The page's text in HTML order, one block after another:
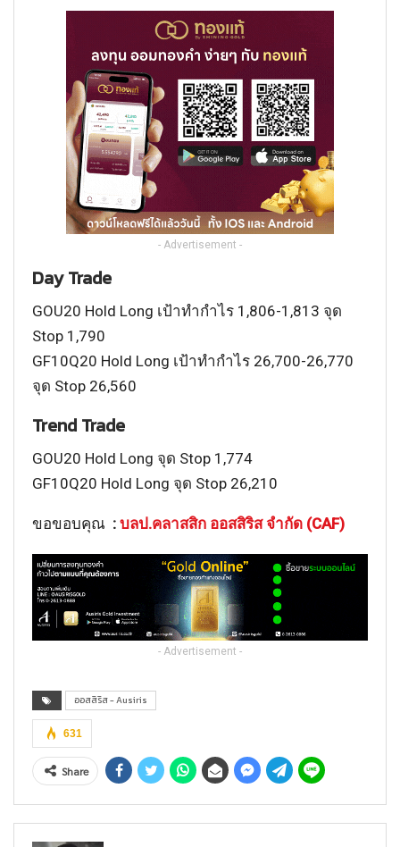
- Advertisement -
Day Trade
GOU20 Hold Long เป้าทำกำไร 1,806-1,813 จุด
Stop 1,790
GF10Q20 Hold Long เป้าทำกำไร 26,700-26,770
จุด Stop 26,560
Trend Trade
GOU20 Hold Long จุด Stop 1,774
GF10Q20 Hold Long จุด Stop 26,210
ขอขอบคุณ : บลป.คลาสสิก ออสสิริส จำกัด (CAF)
- Advertisement -
ออสสิริส - Ausiris
631
Share